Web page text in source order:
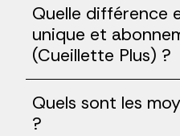
Quelle différence
unique et
(Cueillette Plus) ?
Quels sont les
?